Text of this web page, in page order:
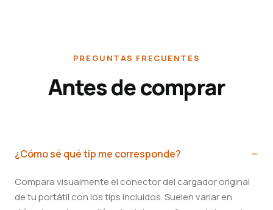
PREGUNTAS FRECUENTES
Antes de comprar
¿Cómo sé qué tip me corresponde?
Compara visualmente el conector del cargador original
de tu portátil con los tips incluidos. Suelen variar en